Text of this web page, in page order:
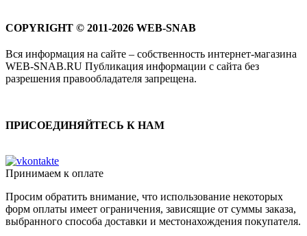
COPYRIGHT © 2011-2026 WEB-SNAB
Вся информация на сайте – собственность интернет-магазина
WEB-SNAB.RU Публикация информации с сайта без
разрешения правообладателя запрещена.
ПРИСОЕДИНЯЙТЕСЬ К НАМ
Принимаем к оплате
Просим обратить внимание, что использование некоторых
форм оплаты имеет ограничения, зависящие от суммы заказа,
выбранного способа доставки и местонахождения покупателя.